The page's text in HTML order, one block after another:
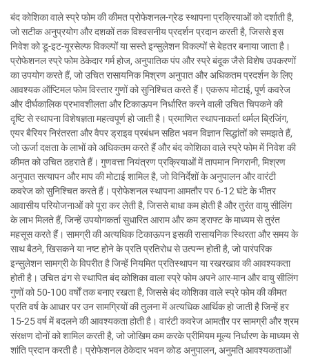
बंद कोशिका वाले स्प्रे फोम की कीमत प्रोफेशनल-ग्रेड स्थापना प्रक्रियाओं को दर्शाती है,
जो सटीक अनुप्रयोग और दशकों तक विश्वसनीय प्रदर्शन प्रदान करती है, जिससे इस
निवेश को डू-इट-यूरसेल्फ विकल्पों या सस्ते इन्सुलेशन विकल्पों से बेहतर बनाया जाता है।
प्रोफेशनल स्प्रे फोम ठेकेदार गर्म होज, अनुपातिक पंप और स्प्रे बंदूक जैसे विशेष उपकरणों
का उपयोग करते हैं, जो उचित रासायनिक मिश्रण अनुपात और अधिकतम प्रदर्शन के लिए
आवश्यक ऑप्टिमल फोम विस्तार गुणों को सुनिश्चित करते हैं। एकरूप मोटाई, पूर्ण कवरेज
और दीर्घकालिक प्रभावशीलता और टिकाऊपन निर्धारित करने वाली उचित चिपकने की
दृष्टि से स्थापना विशेषज्ञता महत्वपूर्ण हो जाती है। प्रमाणित स्थापनाकर्ता थर्मल ब्रिजिंग,
एयर बैरियर निरंतरता और वैपर ड्राइव प्रबंधन सहित भवन विज्ञान सिद्धांतों को समझते हैं,
जो ऊर्जा दक्षता के लाभों को अधिकतम करते हैं और बंद कोशिका वाले स्प्रे फोम में निवेश की
कीमत को उचित ठहराते हैं। गुणवत्ता नियंत्रण प्रक्रियाओं में तापमान निगरानी, मिश्रण
अनुपात सत्यापन और माप की मोटाई शामिल है, जो विनिर्देशों के अनुपालन और वारंटी
कवरेज को सुनिश्चित करते हैं। प्रोफेशनल स्थापना आमतौर पर 6-12 घंटे के भीतर
आवासीय परियोजनाओं को पूरा कर लेती है, जिससे बाधा कम होती है और तुरंत वायु सीलिंग
के लाभ मिलते हैं, जिन्हें उपयोगकर्ता सुधारित आराम और कम ड्राफ्ट के माध्यम से तुरंत
महसूस करते हैं। सामग्री की अत्यधिक टिकाऊपन इसकी रासायनिक स्थिरता और समय के
साथ बैठने, खिसकने या नष्ट होने के प्रति प्रतिरोध से उत्पन्न होती है, जो पारंपरिक
इन्सुलेशन सामग्री के विपरीत है जिन्हें नियमित प्रतिस्थापन या रखरखाव की आवश्यकता
होती है। उचित ढंग से स्थापित बंद कोशिका वाला स्प्रे फोम अपने आर-मान और वायु सीलिंग
गुणों को 50-100 वर्षों तक बनाए रखता है, जिससे बंद कोशिका वाले स्प्रे फोम की कीमत
प्रति वर्ष के आधार पर उन सामग्रियों की तुलना में अत्यधिक आर्थिक हो जाती है जिन्हें हर
15-25 वर्ष में बदलने की आवश्यकता होती है। वारंटी कवरेज आमतौर पर सामग्री और श्रम
संरक्षण दोनों को शामिल करती है, जो जोखिम कम करके प्रीमियम मूल्य निर्धारण के माध्यम से
शांति प्रदान करती है। प्रोफेशनल ठेकेदार भवन कोड अनुपालन, अनुमति आवश्यकताओं